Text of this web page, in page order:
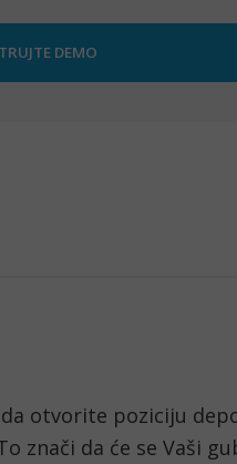
otvorite poziciju
znači da će se Vaši